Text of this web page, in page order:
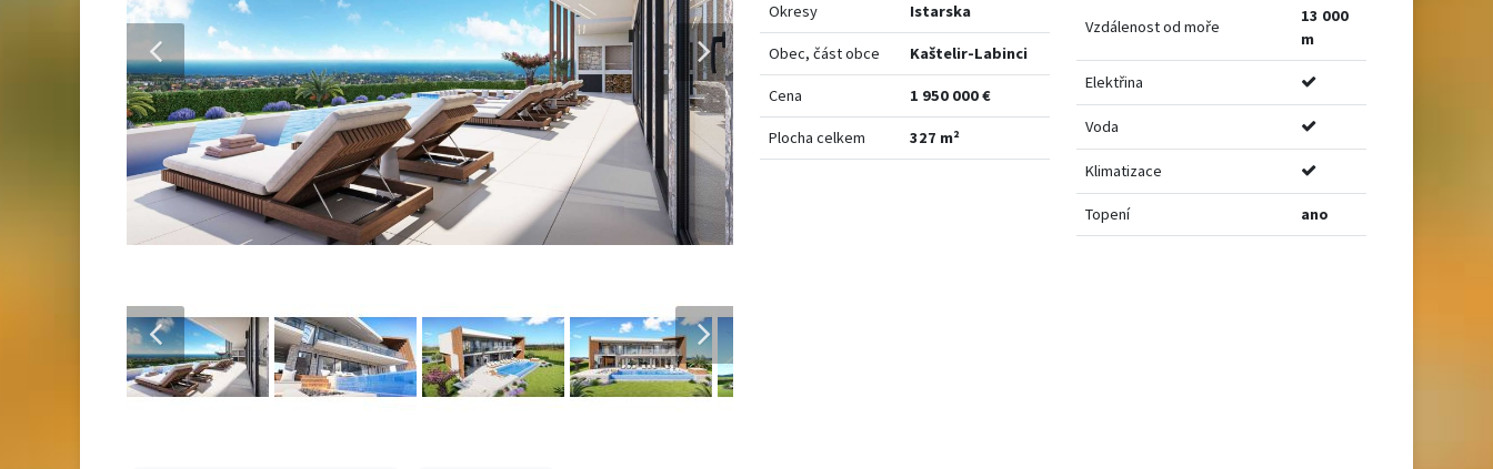
Okresy Istarska
Obec, část obce Kaštelir-Labinci
Cena 1 950 000 €
Plocha celkem 327 m²
Vzdálenost od moře
13 000
m
Elektřina
Voda
Klimatizace
Topení ano